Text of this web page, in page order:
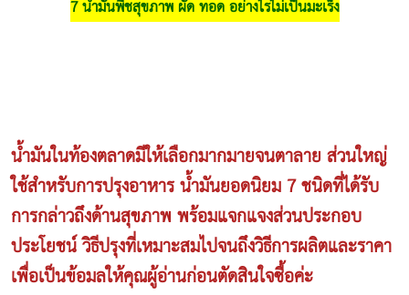
7 น้ำมันพืชสุขภาพ ผัด ทอด อย่างไรไม่เป็นมะเร็ง
น้ำมันในท้องตลาดมีให้เลือกมากมายจนตาลาย ส่วนใหญ่
ใช้สำหรับการปรุงอาหาร น้ำมันยอดนิยม 7 ชนิดที่ได้รับ
การกล่าวถึงด้านสุขภาพ พร้อมแจกแจงส่วนประกอบ
ประโยชน์ วิธีปรุงที่เหมาะสมไปจนถึงวิธีการผลิตและราคา
เพื่อเป็นข้อมลให้คุณผู้อ่านก่อนตัดสินใจซื้อค่ะ